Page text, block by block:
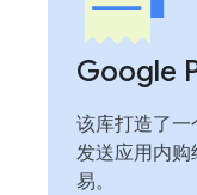
Google
该库打造了
发送应用内
易。